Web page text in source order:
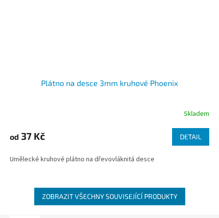
Plátno na desce 3mm kruhové Phoenix
Skladem
od 37 Kč DETAIL
Umělecké kruhové plátno na dřevovláknitá desce
ZOBRAZIT VŠECHNY SOUVISEJÍCÍ PRODUKTY